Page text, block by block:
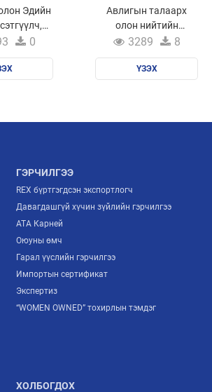
Эдийн
0
Авлигын талаарх
олон нийтийн
ойлголт, мэдлэг
3289 8
ҮЗЭХ
ГЭРЧИЛГЭЭ
REX бүртгэгдсэн экспортлогч
Давагдашгүй хүчин зүйлийн гэрчилгээ
ATA Карней
Оюуны өмч
Гарал үүслийн гэрчилгээ
Импортын сертификат
Экспертиз
“WOMEN OWNED” тохирлын тэмдэг
ХОЛБОГДОХ